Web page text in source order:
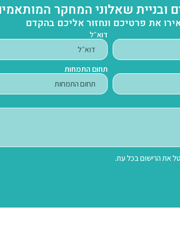
ובניית שאלוני המחקר
את פרטיכם ונחזור אליכם בהקדם
דוא״ל
תחום התמחות
את הרישום בכל עת.